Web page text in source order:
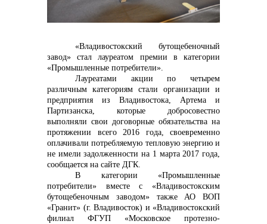
+7 (423) 234 50 50
info@vostokcement.ru
«Владивостокский бутощебеночный
завод» стал лауреатом премии в категории
«Промышленные потребители».
Лауреатами акции по четырем
различным категориям стали организации и
предприятия из Владивостока, Артема и
Партизанска, которые добросовестно
выполняли свои договорные обязательства на
протяжении всего 2016 года, своевременно
оплачивали потребляемую тепловую энергию и
не имели задолженности на 1 марта 2017 года,
сообщается на сайте ДГК.
В категории «Промышленные
потребители» вместе с «Владивостокским
бутощебеночным заводом» также АО ВОП
«Гранит» (г. Владивосток) и «Владивостокский
филиал ФГУП «Московское протезно-